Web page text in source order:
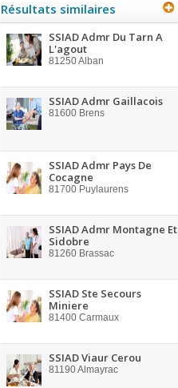
Résultats similaires
SSIAD Admr Du Tarn A
L'agout
81250Alban
SSIAD Admr Gaillacois
81600 Brens
SSIAD Admr Pays De
Cocagne
81700 Puylaurens
SSIAD Admr Montagne Et
Sidobre
81260 Brassac
SSIAD Ste Secours
Miniere
81400 Carmaux
SSIAD Viaur Cerou
81190Almayrac